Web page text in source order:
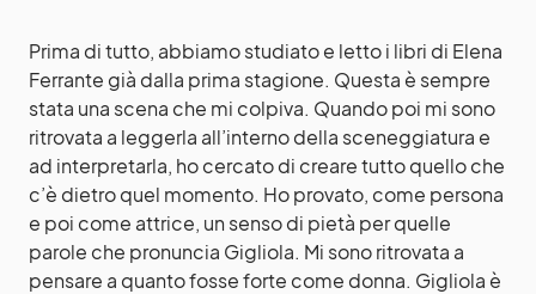
Prima di tutto, abbiamo studiato e letto i libri di Elena
Ferrante già dalla prima stagione. Questa è sempre
stata una scena che mi colpiva. Quando poi mi sono
ritrovata a leggerla all’interno della sceneggiatura e
ad interpretarla, ho cercato di creare tutto quello che
c’è dietro quel momento. Ho provato, come persona
e poi come attrice, un senso di pietà per quelle
parole che pronuncia Gigliola. Mi sono ritrovata a
pensare a quanto fosse forte come donna. Gigliola è